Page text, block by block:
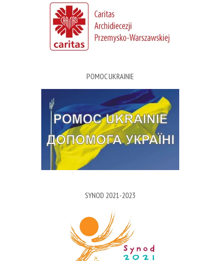
POMOC UKRAINIE
SYNOD 2021-2023